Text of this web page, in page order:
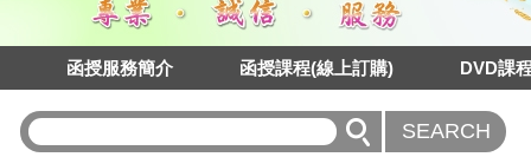
函授服務簡介 函授課程(線上訂購) DVD課